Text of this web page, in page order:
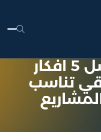
(العربية) أفضل 5 أفكار
تناسب